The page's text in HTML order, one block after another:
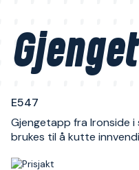
E547
Gjengetapp fra Ironside
brukes til å kutte